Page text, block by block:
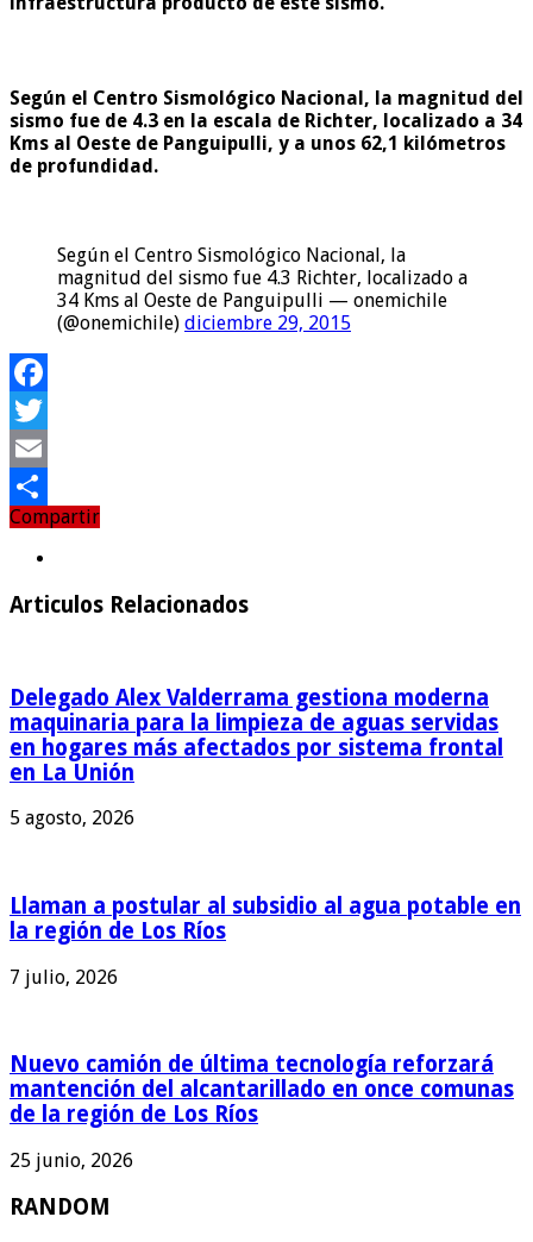
Según el Centro Sismológico Nacional, la magnitud del
sismo fue de 4.3 en la escala de Richter, localizado a 34
Kms al Oeste de Panguipulli, y a unos 62,1 kilómetros
de profundidad.
Según el Centro Sismológico Nacional, la
magnitud del sismo fue 4.3 Richter, localizado a
34 Kms al Oeste de Panguipulli — onemichile
(@onemichile) diciembre 29, 2015
Facebook
Twitter
Email
Compartir
Compartir
Articulos Relacionados
Delegado Alex Valderrama gestiona moderna
maquinaria para la limpieza de aguas servidas
en hogares más afectados por sistema frontal
en La Unión
5 agosto, 2026
Llaman a postular al subsidio al agua potable en
la región de Los Ríos
7 julio, 2026
Nuevo camión de última tecnología reforzará
mantención del alcantarillado en once comunas
de la región de Los Ríos
25 junio, 2026
RANDOM